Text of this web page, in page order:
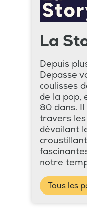
La
Depuis
Depasse
coulisses
de la pop,
80 dans.
travers les
dévoilant
notre
Tous les